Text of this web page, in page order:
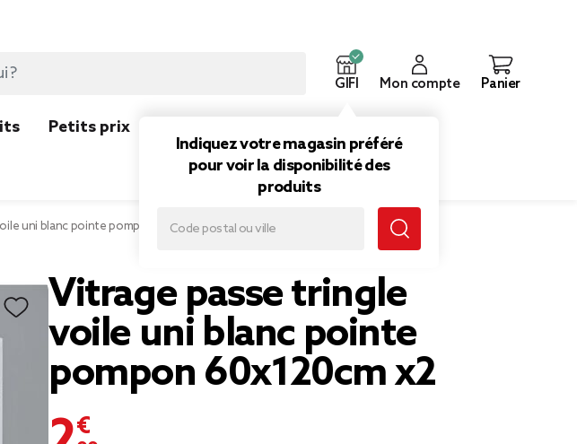
GIFI
Indiquez votre magasin préféré
pour voir la disponibilité des
produits
Mon compte Panier
Petits prix
uni blanc pointe pompon 60x120cm x2
Vitrage passe tringle
voile uni blanc pointe
pompon 60x120cm x2
2,00 €